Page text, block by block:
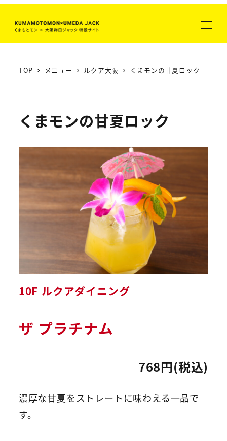
TOP メニュー ルクア大阪 くまモンの甘夏ロック
くまモンの甘夏ロック
10F ルクアダイニング
ザ プラチナム
768円(税込)
濃厚な甘夏をストレートに味わえる一品で
す。